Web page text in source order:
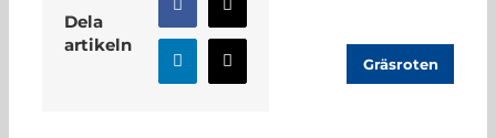
Dela
artikeln
Facebook
X
LinkedInE-
post
Gräsroten